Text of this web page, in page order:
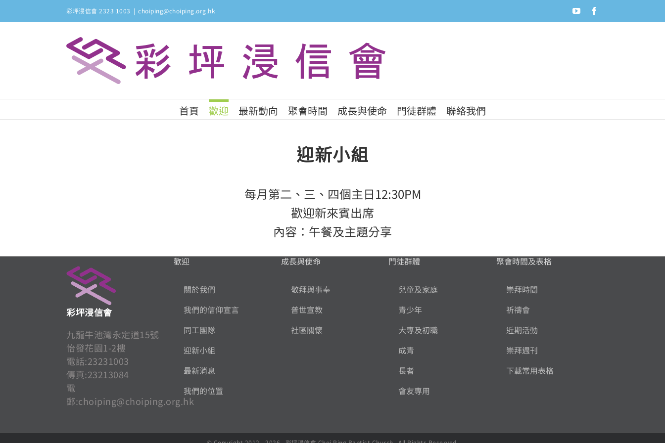
to
彩坪浸信會 2323 1003 | choiping@choiping.org.hk youtube
首頁 歡迎 最新動向 聚會時間 成長與使命 門徒群體 聯絡我們
迎新小組
每月第二、三、四個主日12:30PM
歡迎新來賓出席
內容：午餐及主題分享
彩坪浸信會
九龍牛池灣永定道15號
怡發花園1-2樓
電話:23231003
傳真:23213084
電
郵:choiping@choiping.org.hk
歡迎
關於我們
我們的信仰宣言
同工團隊
迎新小組
最新消息
我們的位置
成長與使命
敬拜與事奉
普世宣教
社區關懷
門徒群體
兒童及家庭
青少年
大專及初職
成青
長者
會友專用
聚會時間及表格
崇拜時間
祈禱會
近期活動
崇拜週刊
下載常用表格